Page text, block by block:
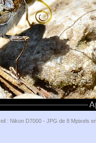
: Nikon D7000 - JPG de 8 Mpixels